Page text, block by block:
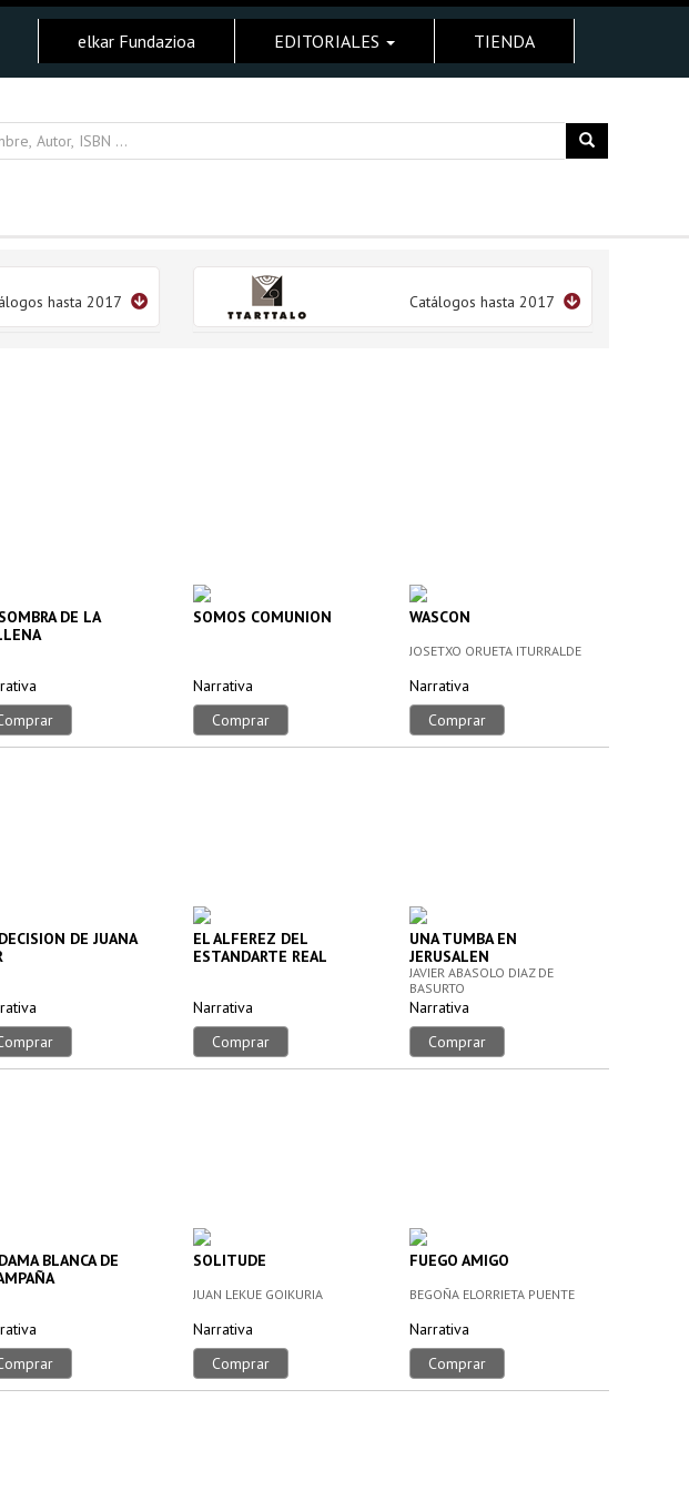
elkar Fundazioa EDITORIALES TIENDA
hasta 2017 Catálogos hasta 2017
DE LA
SOMOS COMUNION
Narrativa
Comprar
WASCON
JOSETXO ORUETA ITURRALDE
Narrativa
Comprar
DE JUANA
EL ALFEREZ DEL
ESTANDARTE REAL
Narrativa
Comprar
UNA TUMBA EN
JERUSALEN
JAVIER ABASOLO DIAZ DE
BASURTO
Narrativa
Comprar
BLANCA DE
SOLITUDE
JUAN LEKUE GOIKURIA
Narrativa
Comprar
FUEGO AMIGO
BEGOÑA ELORRIETA PUENTE
Narrativa
Comprar